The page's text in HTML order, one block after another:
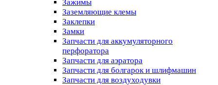
Зажимы
Заземляющие клемы
Заклепки
Замки
Запчасти для аккумуляторного
перфоратора
Запчасти для аэратора
Запчасти для болгарок и шлифмашин
Запчасти для воздуходувки